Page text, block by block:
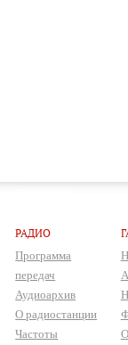
РАДИО
Программа
передач
Аудиоархив
О радиостанции
Частоты